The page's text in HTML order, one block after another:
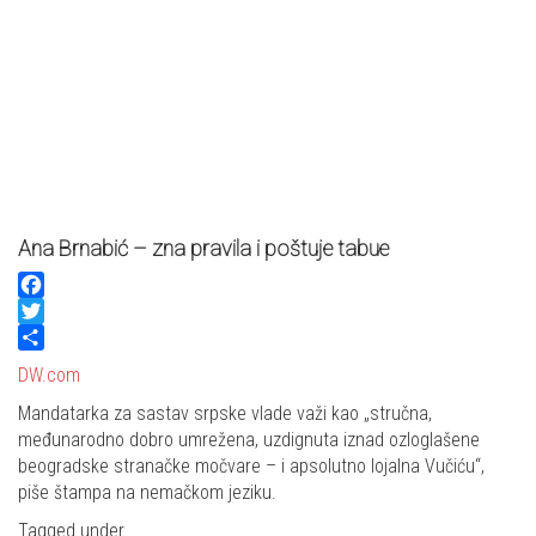
Ana Brnabić – zna pravila i poštuje tabue
Facebook
Twitter
Share
DW.com
Mandatarka za sastav srpske vlade važi kao „stručna,
međunarodno dobro umrežena, uzdignuta iznad ozloglašene
beogradske stranačke močvare – i apsolutno lojalna Vučiću“,
piše štampa na nemačkom jeziku.
Tagged under